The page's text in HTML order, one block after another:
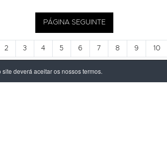
PÁGINA SEGUINTE
2 3 4 5 6 7 8 9 10
deverá aceitar os nossos termos.